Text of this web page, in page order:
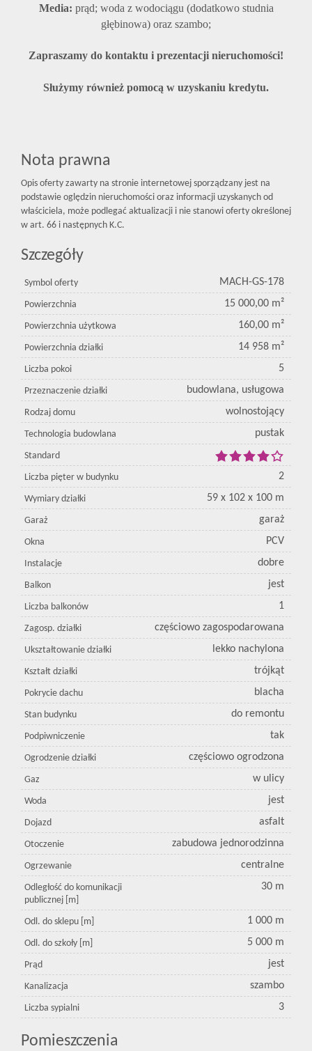
Media: prąd; woda z wodociągu (dodatkowo studnia
głębinowa) oraz szambo;
Zapraszamy do kontaktu i prezentacji nieruchomości!
Służymy również pomocą w uzyskaniu kredytu.
Nota prawna
Opis oferty zawarty na stronie internetowej sporządzany jest na
podstawie oględzin nieruchomości oraz informacji uzyskanych od
właściciela, może podlegać aktualizacji i nie stanowi oferty określonej
w art. 66 i następnych K.C.
Szczegóły
Symbol oferty MACH-GS-178
Powierzchnia 15 000,00 m²
Powierzchnia użytkowa 160,00 m²
Powierzchnia działki 14 958 m²
Liczba pokoi 5
Przeznaczenie działki budowlana, usługowa
Rodzaj domu wolnostojący
Technologia budowlana pustak
Standard
Liczba pięter w budynku 2
Wymiary działki 59 x 102 x 100 m
Garaż garaż
Okna PCV
Instalacje dobre
Balkon jest
Liczba balkonów 1
Zagosp. działki częściowo zagospodarowana
Ukształtowanie działki lekko nachylona
Kształt działki trójkąt
Pokrycie dachu blacha
Stan budynku do remontu
Podpiwniczenie tak
Ogrodzenie działki częściowo ogrodzona
Gaz w ulicy
Woda jest
Dojazd asfalt
Otoczenie zabudowa jednorodzinna
Ogrzewanie centralne
Odległość do komunikacji
publicznej [m]
30 m
Odl. do sklepu [m] 1 000 m
Odl. do szkoły [m] 5 000 m
Prąd jest
Kanalizacja szambo
Liczba sypialni 3
Pomieszczenia